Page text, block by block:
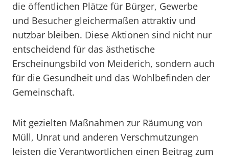
die öffentlichen Plätze für Bürger, Gewerbe
und Besucher gleichermaßen attraktiv und
nutzbar bleiben. Diese Aktionen sind nicht nur
entscheidend für das ästhetische
Erscheinungsbild von Meiderich, sondern auch
für die Gesundheit und das Wohlbefinden der
Gemeinschaft.
Mit gezielten Maßnahmen zur Räumung von
Müll, Unrat und anderen Verschmutzungen
leisten die Verantwortlichen einen Beitrag zum